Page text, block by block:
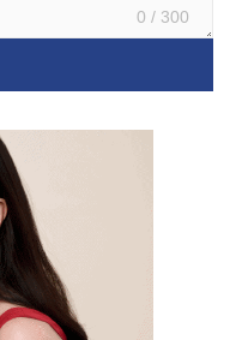
0 / 300